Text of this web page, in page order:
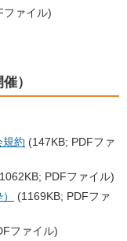
ファイル)
）
規約 (147KB; PDFファ
PDFファイル)
(1169KB; PDFファ
ファイル)